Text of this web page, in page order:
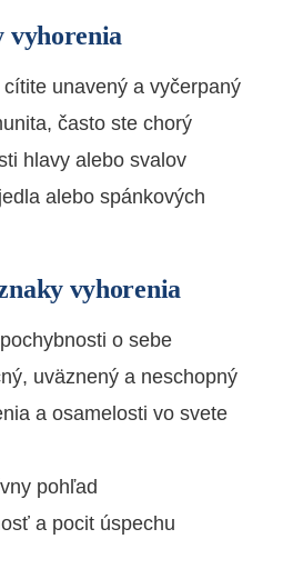
vyhorenia
unavený a vyčerpaný
často ste chorý
hlavy alebo svalov
alebo spánkových
vyhorenia
o sebe
uväznený a neschopný
a osamelosti vo svete
pohľad
a pocit úspechu